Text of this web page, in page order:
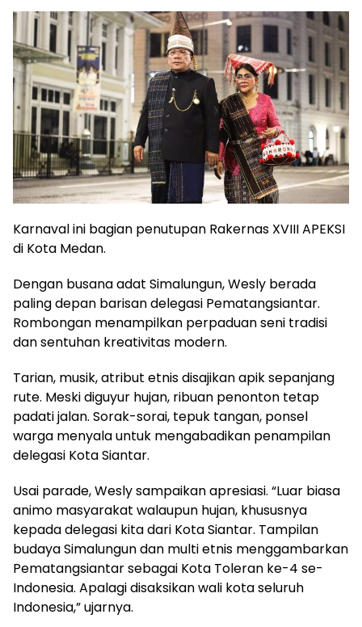
Karnaval ini bagian penutupan Rakernas XVIII APEKSI
di Kota Medan.
Dengan busana adat Simalungun, Wesly berada
paling depan barisan delegasi Pematangsiantar.
Rombongan menampilkan perpaduan seni tradisi
dan sentuhan kreativitas modern.
Tarian, musik, atribut etnis disajikan apik sepanjang
rute. Meski diguyur hujan, ribuan penonton tetap
padati jalan. Sorak-sorai, tepuk tangan, ponsel
warga menyala untuk mengabadikan penampilan
delegasi Kota Siantar.
Usai parade, Wesly sampaikan apresiasi. “Luar biasa
animo masyarakat walaupun hujan, khususnya
kepada delegasi kita dari Kota Siantar. Tampilan
budaya Simalungun dan multi etnis menggambarkan
Pematangsiantar sebagai Kota Toleran ke-4 se-
Indonesia. Apalagi disaksikan wali kota seluruh
Indonesia,” ujarnya.